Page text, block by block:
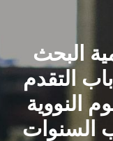
الشئون الأكاديمية
البحث العلمي
الرعاية الصحية
البحث
التقدم
النووية
لطلاب السنوات